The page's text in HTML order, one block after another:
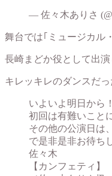
— 佐々木ありさ
舞台では｢ミュージカル
長崎まどか役として出演
キレッキレのダンスだ
いよいよ明日から
初回は有難いこと
その他の公演日は
で是非是非お待ち
佐々木
【カンフェティ】